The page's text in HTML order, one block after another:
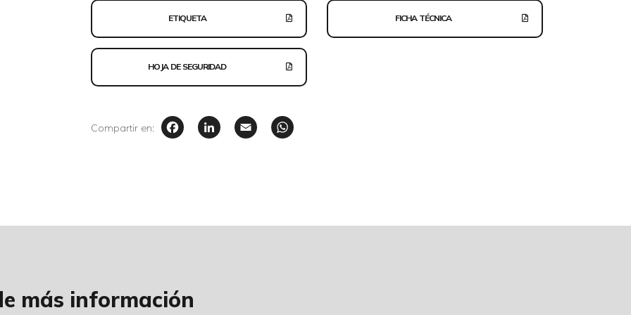
ETIQUETA FICHA TÉCNICA
HOJA DE SEGURIDAD
Compartir en: Facebook
LinkedIn
Email
más información